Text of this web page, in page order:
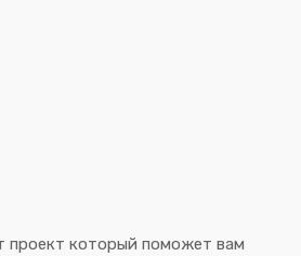
проект который поможет вам